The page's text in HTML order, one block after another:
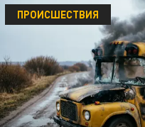
ПРОИСШЕСТВИЯ